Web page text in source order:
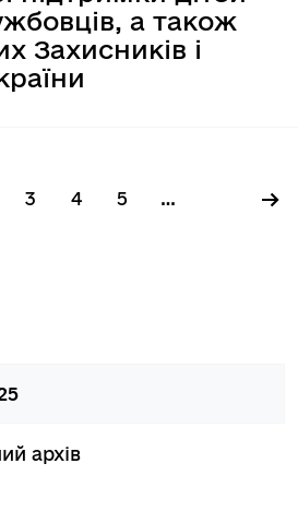
а також
Захисників і
Сторінка
3
Сторінка
4
Сторінка
5 … →
архів